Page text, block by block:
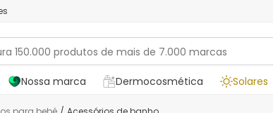
Nossa marca Dermocosmética Solares